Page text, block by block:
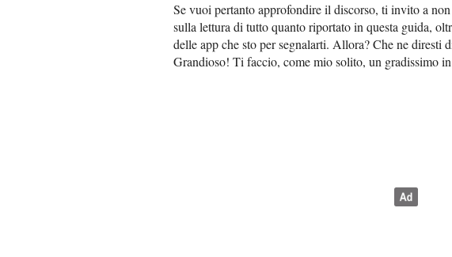
Se vuoi pertanto approfondire il discorso, ti invito a
sulla lettura di tutto quanto riportato in questa guida,
delle app che sto per segnalarti. Allora? Che ne diresti
Grandioso! Ti faccio, come mio solito, un gradissimo